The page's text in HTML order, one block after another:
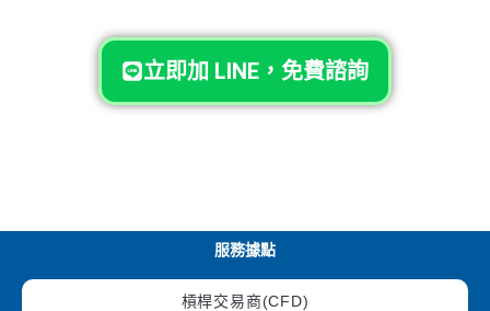
立即加 LINE，免費諮詢
服務據點
槓桿交易商(CFD)